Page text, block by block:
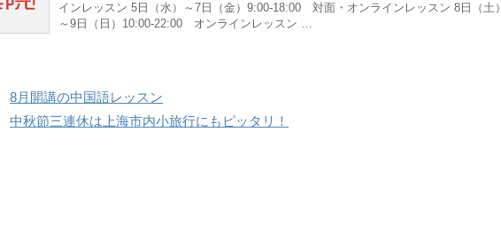
インレッスン 5日（水）～7日（金）9:00-18:00 対面・オンラインレッスン 8日（土）
～9日（日）10:00-22:00 オンラインレッスン …
8月開講の中国語レッスン
中秋節三連休は上海市内小旅行にもピッタリ！